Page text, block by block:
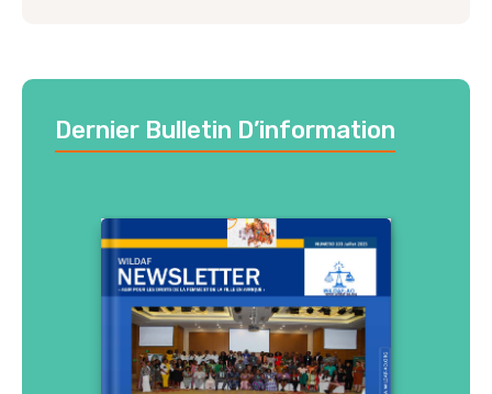
Dernier Bulletin D’information